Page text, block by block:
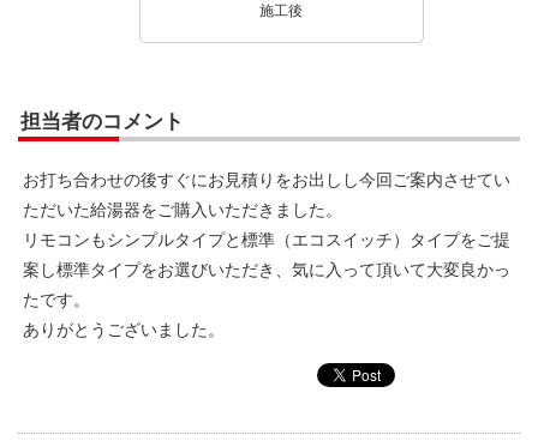
施工後
担当者のコメント
お打ち合わせの後すぐにお見積りをお出しし今回ご案内させてい
ただいた給湯器をご購入いただきました。
リモコンもシンプルタイプと標準（エコスイッチ）タイプをご提
案し標準タイプをお選びいただき、気に入って頂いて大変良かっ
たです。
ありがとうございました。